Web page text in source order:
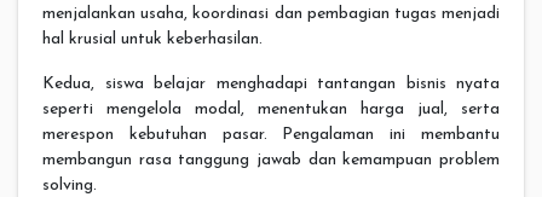
menjalankan usaha, koordinasi dan pembagian tugas menjadi
hal krusial untuk keberhasilan.
Kedua, siswa belajar menghadapi tantangan bisnis nyata
seperti mengelola modal, menentukan harga jual, serta
merespon kebutuhan pasar. Pengalaman ini membantu
membangun rasa tanggung jawab dan kemampuan problem
solving.